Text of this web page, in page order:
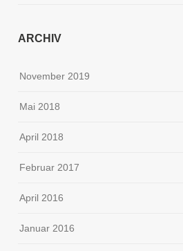
ARCHIV
November 2019
Mai 2018
April 2018
Februar 2017
April 2016
Januar 2016